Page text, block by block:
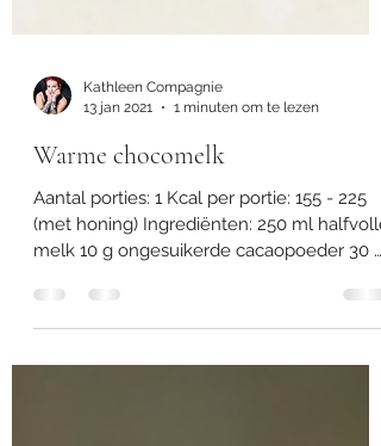
Kathleen Compagnie
13 jan 2021
1 minuten om te lezen
Warme chocomelk
Aantal porties: 1 Kcal per portie: 155 - 225
(met honing) Ingrediënten: 250 ml halfvolle